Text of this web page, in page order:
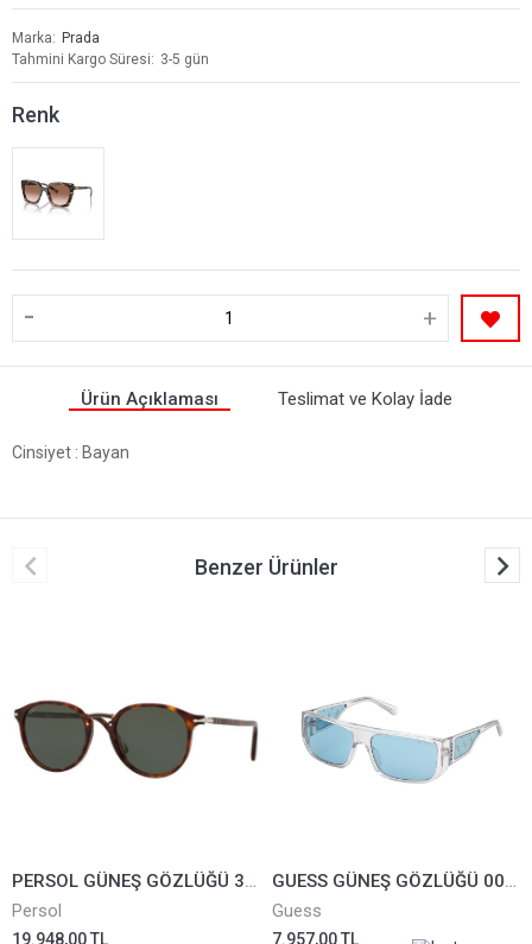
Marka
Prada
Tahmini Kargo Süresi
3-5 gün
Renk
- +
Ürün Açıklaması Teslimat ve Kolay İade
Cinsiyet : Bayan
Benzer Ürünler
PERSOL GÜNEŞ GÖZLÜĞÜ 3210-S-24/31*51
Persol
19.948,00 TL
GUESS GÜNEŞ GÖZLÜĞÜ 00136-26V
Guess
7.957,00 TL